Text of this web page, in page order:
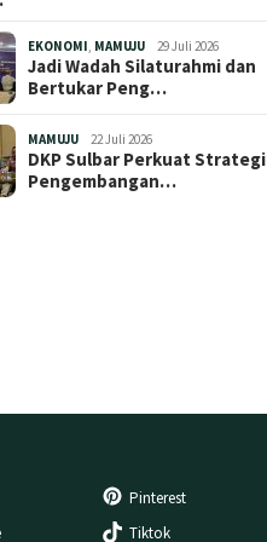
EKONOMI MAMUJU 29 Juli 2026
Jadi Wadah Silaturahmi dan
Bertukar Peng…
MAMUJU 22 Juli 2026
DKP Sulbar Perkuat Strategi
Pengembangan…
Pinterest
Tiktok